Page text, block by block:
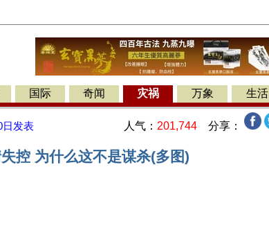
国际 奇闻 灾祸 万象 生活
发表 人气： 201,744 分享：
控 为什么这不是谋杀(多图)